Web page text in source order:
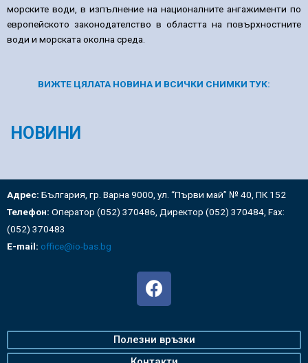
морските води, в изпълнение на националните ангажименти по
европейското законодателство в областта на повърхностните
води и морската околна среда.
ВИЖТЕ ЦЯЛАТА НОВИНА И ВСИЧКИ СНИМКИ ТУК:
НОВИНИ
Адрес: България, гр. Варна 9000, ул. “Първи май” № 40, ПК 152
Телефон: Оператор (052) 370486, Директор (052) 370484, Fax:
(052) 370483
E-mail: office@io-bas.bg
Полезни връзки